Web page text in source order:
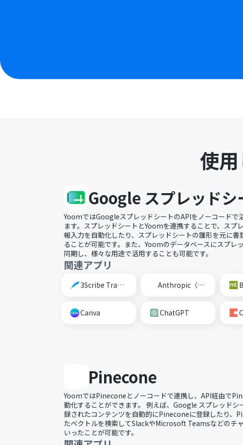
使
Google スプレッドシ
YoomではGoogleスプレッドシートのAPIをノーコードで
ます。スプレッドシートとYoomを連携することで、スプ
報入力を自動化したり、スプレッドシートの雛形を元に書
ることが可能です。また、Yoomのデータベースにスプレ
同期し、様々な用途で活用することも可能です。
関連アプリ
3Scribe Transcription Anthropic（Claude）
Canva ChatGPT
Pinecone
YoomではPineconeとノーコードで連携し、API経由で
動化することができます。 例えば、Google スプレッド
録されたコンテンツを自動的にPineconeに登録したり、
たベクトルを検索してSlackやMicrosoft Teamsなどのチ
いったことが可能です。